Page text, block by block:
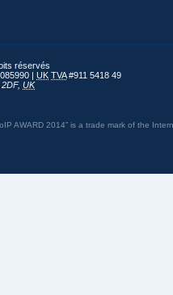
réservés
| UK TVA#911 5418 49
2DF, UK
AWARD 2014” is a trade mark of the